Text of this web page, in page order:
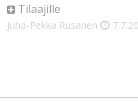
Tilaajille
Juha-Pekka Rusanen